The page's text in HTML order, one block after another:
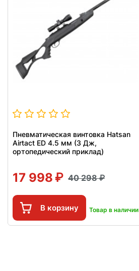
Пневматическая винтовка Hatsan
Airtact ED 4.5 мм (3 Дж,
ортопедический приклад)
17 998 40 298
В корзину Товар в наличии